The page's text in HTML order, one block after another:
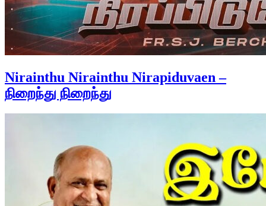
Nirainthu Nirainthu Nirapiduvaen –
நிறைந்து நிறைந்து